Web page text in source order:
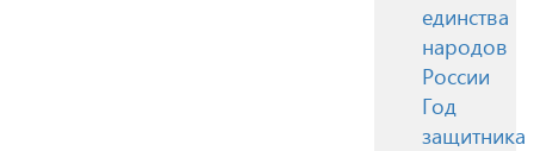
единства
народов
России
Год
защитника